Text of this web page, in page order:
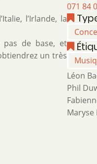
071 84
l’Irlande, la
pas de base, et
un très
Léon
Phil
Maryse